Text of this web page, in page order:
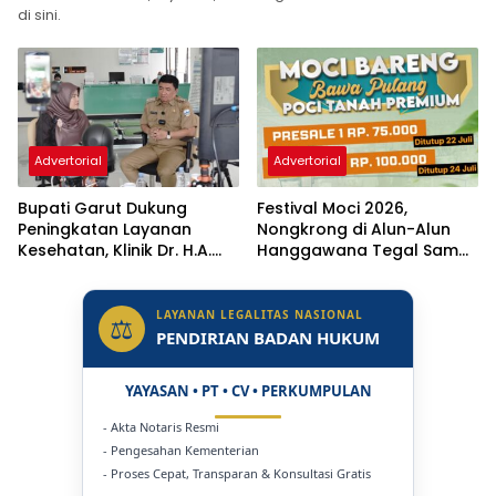
di sini.
Advertorial
Bupati Garut Dukung
Peningkatan Layanan
Kesehatan, Klinik Dr. H.A.
Status Jadi Rumah Sakit
Advertorial
Festival Moci 2026,
Nongkrong di Alun-Alun
Hanggawana Tegal Sambil
⚖ LAYANAN LEGALITAS NASIONAL
PENDIRIAN BADAN HUKUM
YAYASAN • PT • CV • PERKUMPULAN
- Akta Notaris Resmi
- Pengesahan Kementerian
- Proses Cepat, Transparan & Konsultasi Gratis